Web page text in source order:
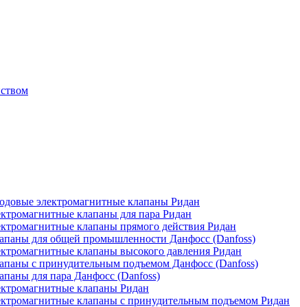
электромагнитные клапаны Ридан
клапаны для пара Ридан
клапаны прямого действия Ридан
для общей промышленности Данфосс (Danfoss)
клапаны высокого давления Ридан
с принудительным подъемом Данфосс (Danfoss)
для пара Данфосс (Danfoss)
клапаны Ридан
клапаны с принудительным подъемом Ридан